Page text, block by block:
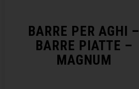
BARRE PER AGHI –
BARRE PIATTE –
MAGNUM